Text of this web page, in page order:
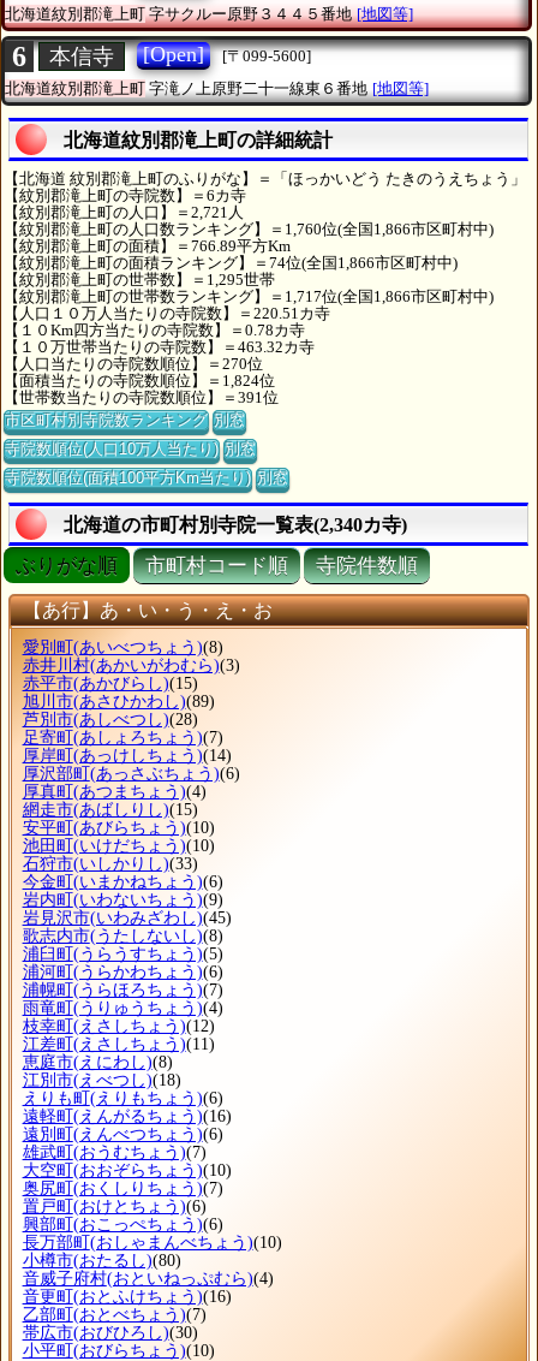
北海道紋別郡滝上町字サクルー原野３４４５番地 [地図等]
6 本信寺 [Open]
[〒099-5600]
北海道紋別郡滝上町字滝ノ上原野二十一線東６番地 [地図等]
北海道紋別郡滝上町の詳細統計
【北海道 紋別郡滝上町のふりがな】＝「ほっかいどう たきのうえちょう」
【紋別郡滝上町の寺院数】＝6カ寺
【紋別郡滝上町の人口】＝2,721人
【紋別郡滝上町の人口数ランキング】＝1,760位(全国1,866市区町村中)
【紋別郡滝上町の面積】＝766.89平方Km
【紋別郡滝上町の面積ランキング】＝74位(全国1,866市区町村中)
【紋別郡滝上町の世帯数】＝1,295世帯
【紋別郡滝上町の世帯数ランキング】＝1,717位(全国1,866市区町村中)
【人口１０万人当たりの寺院数】＝220.51カ寺
【１０Km四方当たりの寺院数】＝0.78カ寺
【１０万世帯当たりの寺院数】＝463.32カ寺
【人口当たりの寺院数順位】＝270位
【面積当たりの寺院数順位】＝1,824位
【世帯数当たりの寺院数順位】＝391位
市区町村別寺院数ランキング 別窓
寺院数順位(人口10万人当たり) 別窓
寺院数順位(面積100平方Km当たり) 別窓
北海道の市町村別寺院一覧表(2,340カ寺)
ぶりがな順 市町村コード順 寺院件数順
【あ行】あ・い・う・え・お
愛別町 (あいべつちょう)(8)
赤井川村(あかいがわむら)(3)
赤平市(あかびらし)(15)
旭川市(あさひかわし)(89)
芦別市(あしべつし)(28)
足寄町 (あしょろちょう)(7)
厚岸町 (あっけしちょう)(14)
厚沢部町 (あっさぶちょう)(6)
厚真町 (あつまちょう)(4)
網走市(あばしりし)(15)
安平町 (あびらちょう)(10)
池田町 (いけだちょう)(10)
石狩市(いしかりし)(33)
今金町 (いまかねちょう)(6)
岩内町 (いわないちょう)(9)
岩見沢市(いわみざわし)(45)
歌志内市(うたしないし)(8)
浦臼町 (うらうすちょう)(5)
浦河町 (うらかわちょう)(6)
浦幌町 (うらほろちょう)(7)
雨竜町 (うりゅうちょう)(4)
枝幸町 (えさしちょう)(12)
江差町 (えさしちょう)(11)
恵庭市(えにわし)(8)
江別市(えべつし)(18)
えりも町 (えりもちょう)(6)
遠軽町 (えんがるちょう)(16)
遠別町 (えんべつちょう)(6)
雄武町 (おうむちょう)(7)
大空町 (おおぞらちょう)(10)
奥尻町 (おくしりちょう)(7)
置戸町 (おけとちょう)(6)
興部町 (おこっぺちょう)(6)
長万部町 (おしゃまんべちょう)(10)
小樽市(おたるし)(80)
音威子府村(おといねっぷむら)(4)
音更町 (おとふけちょう)(16)
乙部町 (おとべちょう)(7)
帯広市(おびひろし)(30)
小平町 (おびらちょう)(10)